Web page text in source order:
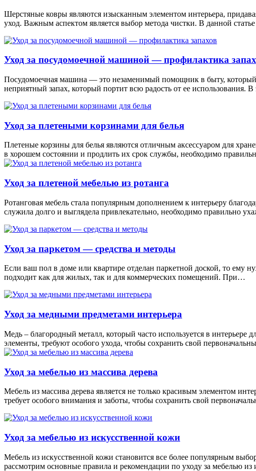
Шерстяные ковры являются изысканным элементом интерьера,
уход. Важным аспектом является выбор метода чистки. В данной
Уход за посудомоечной машиной — профилактика
Посудомоечная машина — это незаменимый помощник в быту, который
неприятный запах, который портит всю радость от ее использования.
Уход за плетеными корзинами для белья
Плетеные корзины для белья являются отличным аксессуаром для
в хорошем состоянии и продлить их срок службы, необходимо
Уход за плетеной мебелью из ротанга
Ротанговая мебель стала популярным дополнением к интерьеру
служила долго и выглядела привлекательно, необходимо правильно
Уход за паркетом — средства и методы
Если ваш пол в доме или квартире отделан паркетной доской, то ему
подходит как для жилых, так и для коммерческих помещений. При…
Уход за медными предметами интерьера
Медь – благородный металл, который часто используется в
элементы, требуют особого ухода, чтобы сохранить свой
Уход за мебелью из массива дерева
Мебель из массива дерева является не только красивым элементом
требует особого внимания и заботы, чтобы сохранить свой
Уход за мебелью из искусственной кожи
Мебель из искусственной кожи становится все более популярным
рассмотрим основные правила и рекомендации по уходу за мебелью